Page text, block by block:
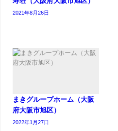
2021年8月26日
まきグループホーム（大阪
府大阪市旭区）
2022年1月27日